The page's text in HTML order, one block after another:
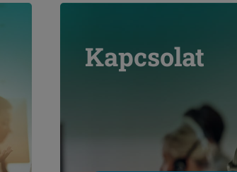
Kapcsolat